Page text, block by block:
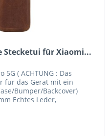
Stecketui für Xiaomi...
5G ( ACHTUNG : Das
für das Gerät mit ein
Bumper/Backcover)
Echtes Leder,